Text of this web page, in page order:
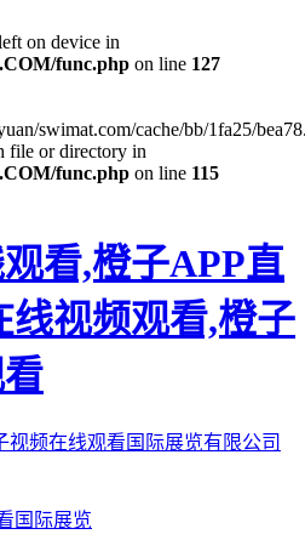
on device in
func.php on line 127
swimat.com/cache/bb/1fa25/
file or directory in
func.php on line 115
看,橙子APP直
线视频观看,橙子
视频在线观看国际展览有限公司
国际展览